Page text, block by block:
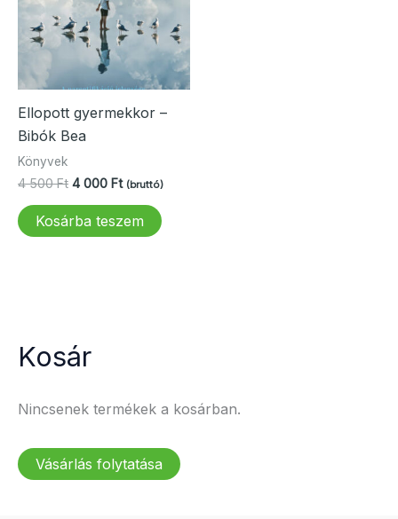
Ellopott gyermekkor –
Bibók Bea
Könyvek
4 500Ft Original
was:
4
4 000 FtCurrent
4
(bruttó)
Kosárba teszem
Kosár
Nincsenek termékek a kosárban.
Vásárlás folytatása